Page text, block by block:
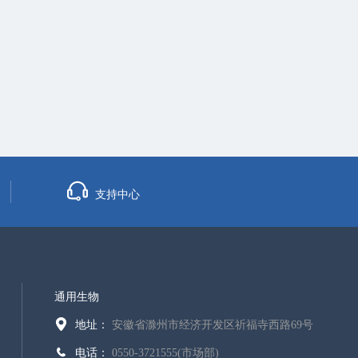
支持中心
通用生物
地址： 安徽省滁州市经济开发区祈福寺西路69号
电话： 0550-3721555(市场部)